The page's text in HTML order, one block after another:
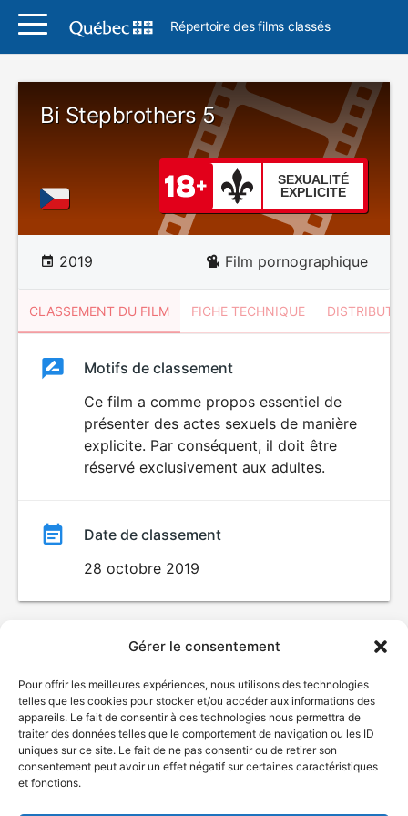
Gérer le consentement
Pour offrir les meilleures expériences, nous utilisons des technologies
telles que les cookies pour stocker et/ou accéder aux informations des
appareils. Le fait de consentir à ces technologies nous permettra de
traiter des données telles que le comportement de navigation ou les ID
uniques sur ce site. Le fait de ne pas consentir ou de retirer son
consentement peut avoir un effet négatif sur certaines caractéristiques
et fonctions.
Répertoire des films classés
Bi Stepbrothers 5
SEXUALITÉ
EXPLICITE
2019 Film pornographique
CLASSEMENT DU FILM FICHE TECHNIQUE
ClassementClassement
SEXUALITÉ
EXPLICITE
Motifs de classement
Ce film a comme propos essentiel de
présenter des actes sexuels de manière
explicite. Par conséquent, il doit être
réservé exclusivement aux adultes.
Date de classement
28 octobre 2019